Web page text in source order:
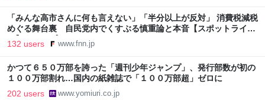
「みんな高市さんに何も言えない」「半分以上が反対」 消費税減税
めぐる舞台裏 自民党内でくすぶる慎重論と本音【スポットライ
ト】｜FNNプライムオンライン
132 users www.fnn.jp
かつて６５０万部を誇った「週刊少年ジャンプ」、発行部数が初の
１００万部割れ…国内の紙雑誌で「１００万部超」ゼロに
202 users www.yomiuri.co.jp